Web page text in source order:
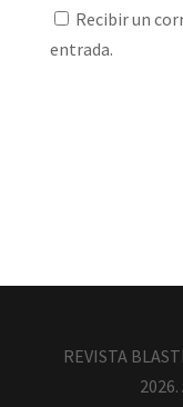
Recibir un
entrada.
REVISTA
2026.